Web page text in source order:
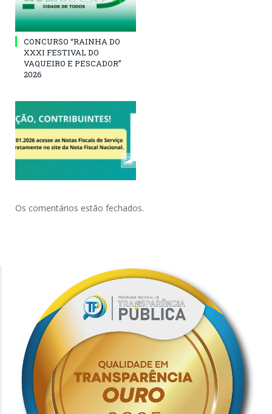
CONCURSO “RAINHA DO
XXXI FESTIVAL DO
VAQUEIRO E PESCADOR”
2026
Os comentários estão fechados.